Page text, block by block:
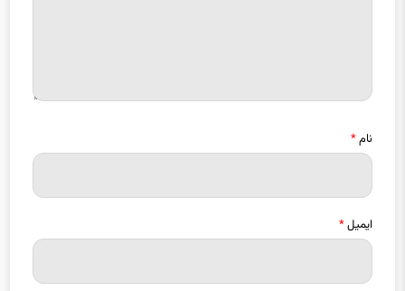
نام
ایمیل